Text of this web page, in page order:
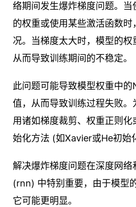
络期间发生爆炸梯度问题。
的权重或使用某些激活函数
况。当梯度太大时，模型的权
从而导致训练期间的不稳定。
此问题可能导致模型权重中
值，从而导致训练过程失败
用诸如梯度裁剪、权重正则
始化方法 (如Xavier或He初始
解决爆炸梯度问题在深度网络
(rnn) 中特别重要，由于模型
它可能更明显。